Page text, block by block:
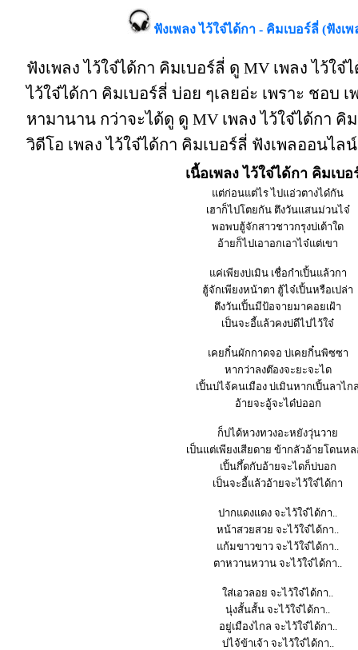
ฟังเพลง ไว้ใจ๋ได้กา - คิมเบอร์ลี่ (ฟังเพ
ฟังเพลง ไว้ใจ๋ได้กา คิมเบอร์ลี่ ดู MV เพลง ไว้ใจ๋
ไว้ใจ๋ได้กา คิมเบอร์ลี่ บ่อย ๆเลยอ่ะ เพราะ ชอบ
หามานาน กว่าจะได้ดู ดู MV เพลง ไว้ใจ๋ได้กา คิ
วิดีโอ เพลง ไว้ใจ๋ได้กา คิมเบอร์ลี่ ฟังเพลออนไลน์
เนื้อเพลง ไว้ใจ๋ได้กา คิมเบอ
แต่ก่อนแต่ไร ไปแอ่วตางได๋กัน
เฮาก็ไปโตยกัน ตึงวันแสนม่วนไจ๋
พอพบฮู้จักสาวชาวกรุงบ่เต้าใด
อ้ายก็ไปเอาอกเอาไจ๋แต่เขา
แค่เพียงบ่เมิน เชื่อกำเปิ้นแล้วกา
ฮู้จักเพียงหน้าตา ฮู้ไจ๋เปิ้นหรือเปล่า
ตึงวันเปิ้นมีป้อจายมาคอยเฝ้า
เป็นจะอี้แล้วคงบ่ดีไปไว้ใจ๋
เคยกิ๋นผักกาดจอ บ่เคยกิ๋นพิซซา
หากว่าลงต๊องจะยะจะได
เปิ้นบ่ไจ้คนเมือง บ่เมินหากเปิ้นลาไก
อ้ายจะอู้จะได๋บ่ออก
ก็บ่ได้หวงทวงอะหยังวุ่นวาย
เป็นแต่เพียงเสียดาย ข้ากลัวอ้ายโดนห
เปิ้นกึ้ดกับอ้ายจะไดก็บ่บอก
เป็นจะอี้แล้วอ้ายจะไว้ใจ๋ได้กา
ปากแดงแดง จะไว้ใจ๋ได้กา..
หน้าสวยสวย จะไว้ใจ๋ได้กา..
แก้มขาวขาว จะไว้ใจ๋ได้กา..
ตาหวานหวาน จะไว้ใจ๋ได้กา..
ใส่เอวลอย จะไว้ใจ๋ได้กา..
นุ่งสั้นสั้น จะไว้ใจ๋ได้กา..
อยู่เมืองไกล จะไว้ใจ๋ได้กา..
บ่ไจ้ข้าเจ้า จะไว้ใจ๋ได้กา..